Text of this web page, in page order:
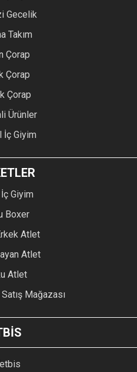
Gecelik
Takım
Çorap
Çorap
Çorap
Ürünler
İç Giyim
Giyim
Boxer
Atlet
Atlet
Atlet
Mağazası